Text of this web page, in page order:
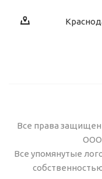
Все права
ООО
Все упомянутые